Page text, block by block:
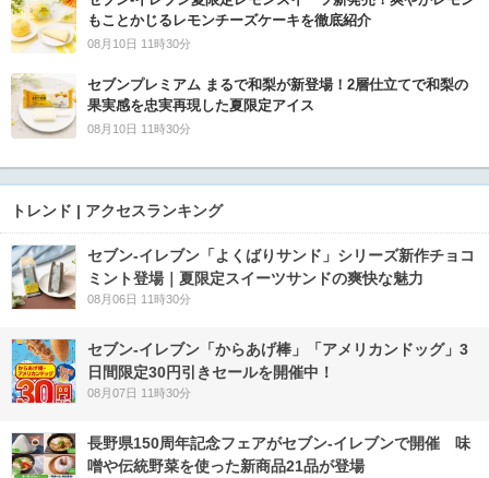
もことかじるレモンチーズケーキを徹底紹介
08月10日 11時30分
セブンプレミアム まるで和梨が新登場！2層仕立てで和梨の
果実感を忠実再現した夏限定アイス
08月10日 11時30分
トレンド | アクセスランキング
セブン‐イレブン「よくばりサンド」シリーズ新作チョコ
ミント登場｜夏限定スイーツサンドの爽快な魅力
08月06日 11時30分
セブン‐イレブン「からあげ棒」「アメリカンドッグ」3
日間限定30円引きセールを開催中！
08月07日 11時30分
長野県150周年記念フェアがセブン-イレブンで開催 味
噌や伝統野菜を使った新商品21品が登場